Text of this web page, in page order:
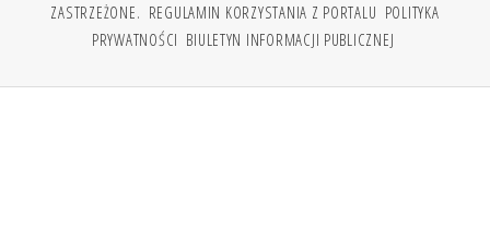
ZASTRZEŻONE. REGULAMIN KORZYSTANIA Z PORTALU POLITYKA
PRYWATNOŚCI BIULETYN INFORMACJI PUBLICZNEJ